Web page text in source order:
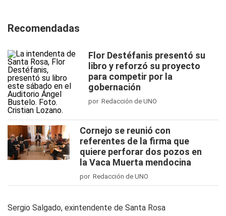
Recomendadas
Flor Destéfanis presentó su
libro y reforzó su proyecto
para competir por la
gobernación
por Redacción de UNO
Cornejo se reunió con
referentes de la firma que
quiere perforar dos pozos en
la Vaca Muerta mendocina
por Redacción de UNO
Sergio Salgado, exintendente de Santa Rosa